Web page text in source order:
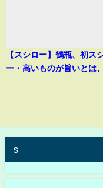
【スシロー】鶴瓶、初ス
ー・高いものが旨いとは
s